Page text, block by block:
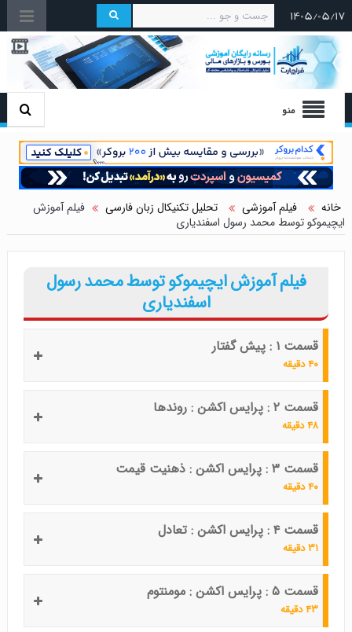
۱۴۰۵/۰۵/۱۷
منو
خانه فیلم آموزشی تحلیل تکنیکال زبان فارسی
فیلم آموزش
ایچیموکو توسط محمد رسول اسفندیاری
فیلم آموزش ایچیموکو توسط محمد رسول
اسفندیاری
قسمت ۱ : پیش گفتار
۴۰ دقیقه
قسمت ۲ : پرایس اکشن : روندها
۴۸ دقیقه
قسمت ۳ : پرایس اکشن : ذهنیت قیمت
۴۰ دقیقه
قسمت ۴ : پرایس اکشن : تعادل
۳۱ دقیقه
قسمت ۵ : پرایس اکشن : مومنتوم
۴۳ دقیقه